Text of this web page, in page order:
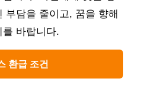
부담을 줄이고, 꿈을 향해
바랍니다.
환급 조건